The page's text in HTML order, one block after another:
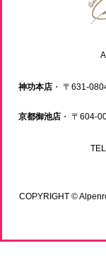
神功本店・ 〒631-
京都御池店 ・ 〒604-
COPYRIGHT ©